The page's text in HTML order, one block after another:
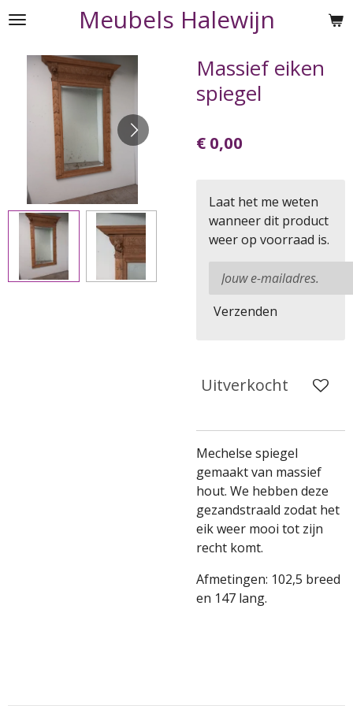
Ga
naar
hoofdinhoud
Meubels Halewijn
Massief eiken
spiegel
€ 0,00
Laat het me weten
wanneer dit product
weer op voorraad is.
Verzenden
Uitverkocht
Mechelse spiegel
gemaakt van massief
hout. We hebben deze
gezandstraald zodat het
eik weer mooi tot zijn
recht komt.
Afmetingen: 102,5 breed
en 147 lang.